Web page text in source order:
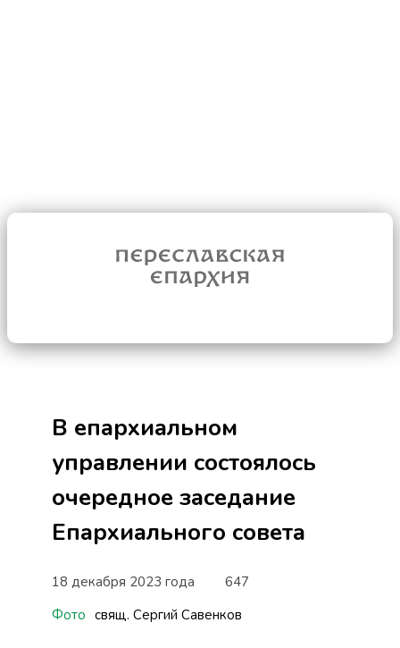
В епархиальном
управлении состоялось
очередное заседание
Епархиального совета
18 декабря 2023 года
647
Фото свящ. Сергий Савенков